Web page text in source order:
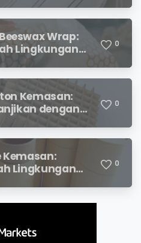
Wrap:
Lingkungan
0
Kemasan:
dengan
Meningkat
0
Kemasan:
Lingkungan
0